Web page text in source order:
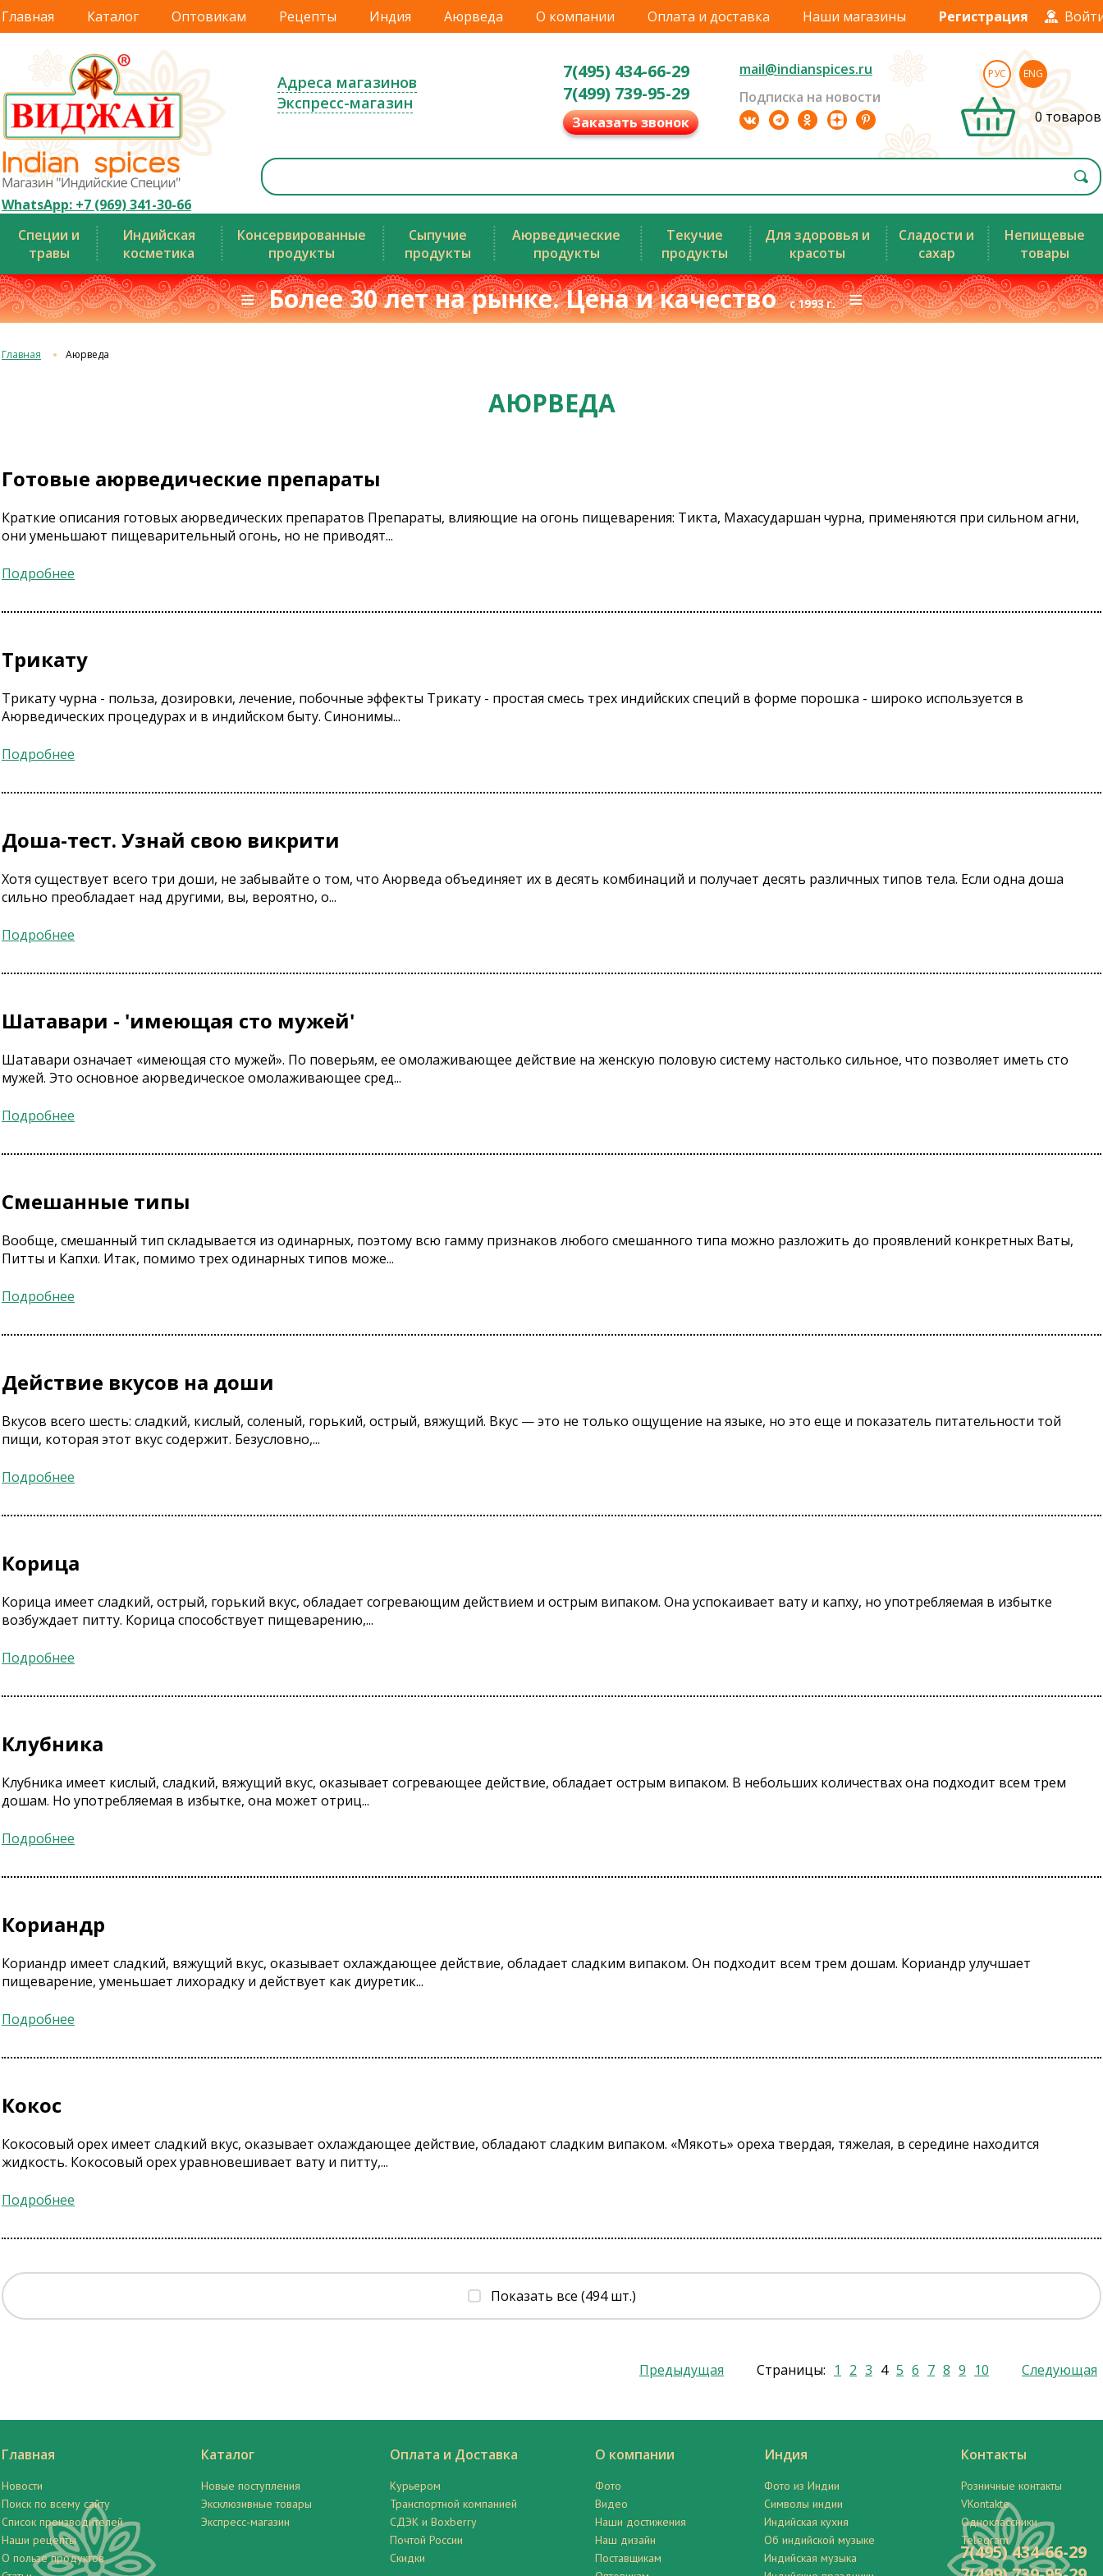
Главная Каталог Оптовикам Рецепты Индия Аюрведа О компании Оплата и доставка Наши магазины Регистрация
WhatsApp: +7 (969) 341-30-66
Адреса магазинов
Экспресс-магазин
7(495) 434-66-29
7(499) 739-95-29
Заказать звонок
mail@indianspices.ru
Подписка на новости
РУС ENG
0 товаров
Специи и
травы
Индийская
косметика
Консервированные
продукты
Сыпучие
продукты
Аюрведические
продукты
Текучие
продукты
Для здоровья и
красоты
Сладости и
сахар
Непищевые
товары
≡ Более 30 лет на рынке. Цена и качествос 1993 г.≡
Главная Аюрведа
АЮРВЕДА
Готовые аюрведические препараты
Краткие описания готовых аюрведических препаратов Препараты, влияющие на огонь пищеварения: Тикта, Махасударшан чурна, применяются при сильном агни,
они уменьшают пищеварительный огонь, но не приводят...
Подробнее
Трикату
Трикату чурна - польза, дозировки, лечение, побочные эффекты Трикату - простая смесь трех индийских специй в форме порошка - широко используется в
Аюрведических процедурах и в индийском быту. Синонимы...
Подробнее
Доша-тест. Узнай свою викрити
Хотя существует всего три доши, не забывайте о том, что Аюрведа объединяет их в десять комбинаций и получает десять различных типов тела. Если одна доша
сильно преобладает над другими, вы, вероятно, о...
Подробнее
Шатавари - 'имеющая сто мужей'
Шатавари означает «имеющая сто мужей». По поверьям, ее омолаживающее действие на женскую половую систему настолько сильное, что позволяет иметь сто
мужей. Это основное аюрведическое омолаживающее сред...
Подробнее
Смешанные типы
Вообще, смешанный тип складывается из одинарных, поэтому всю гамму признаков любого смешанного типа можно разложить до проявлений конкретных Ваты,
Питты и Капхи. Итак, помимо трех одинарных типов може...
Подробнее
Действие вкусов на доши
Вкусов всего шесть: сладкий, кислый, соленый, горький, острый, вяжущий. Вкус — это не только ощущение на языке, но это еще и показатель питательности той
пищи, которая этот вкус содержит. Безусловно,...
Подробнее
Корица
Корица имеет сладкий, острый, горький вкус, обладает согревающим действием и острым випаком. Она успокаивает вату и капху, но употребляемая в избытке
возбуждает питту. Корица способствует пищеварению,...
Подробнее
Клубника
Клубника имеет кислый, сладкий, вяжущий вкус, оказывает согревающее действие, обладает острым випаком. В небольших количествах она подходит всем трем
дошам. Но употребляемая в избытке, она может отриц...
Подробнее
Кориандр
Кориандр имеет сладкий, вяжущий вкус, оказывает охлаждающее действие, обладает сладким випаком. Он подходит всем трем дошам. Кориандр улучшает
пищеварение, уменьшает лихорадку и действует как диуретик...
Подробнее
Кокос
Кокосовый орех имеет сладкий вкус, оказывает охлаждающее действие, обладают сладким випаком. «Мякоть» ореха твердая, тяжелая, в середине находится
жидкость. Кокосовый орех уравновешивает вату и питту,...
Подробнее
Показать все (494 шт.)
Предыдущая Страницы: 1 2 3 4 5 6 7 8 9 10 Следующая
Главная
Новости
Поиск по всему сайту
Список производителей
Наши рецепты
О пользе продуктов
Каталог
Новые поступления
Эксклюзивные товары
Экспресс-магазин
Оплата и Доставка
Курьером
Транспортной компанией
СДЭК и Boxberry
Почтой России
Скидки
О компании
Фото
Видео
Наши достижения
Наш дизайн
Поставщикам
Индия
Фото из Индии
Символы индии
Индийская кухня
Об индийской музыке
Индийская музыка
Контакты
Розничные контакты
VKontakte
Одноклассники
Telegram
7(495) 434-66-29